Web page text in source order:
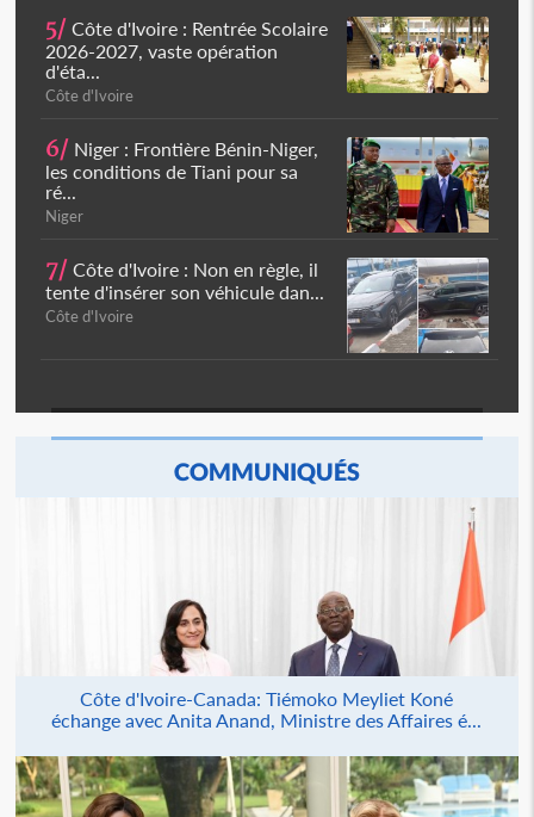
5/ Côte d'Ivoire : Rentrée Scolaire
2026-2027, vaste opération
d'éta...
Côte d'Ivoire
6/ Niger : Frontière Bénin-Niger,
les conditions de Tiani pour sa
ré...
Niger
7/ Côte d'Ivoire : Non en règle, il
tente d'insérer son véhicule dan...
Côte d'Ivoire
COMMUNIQUÉS
Côte d'Ivoire-Canada: Tiémoko Meyliet Koné
échange avec Anita Anand, Ministre des Affaires é...